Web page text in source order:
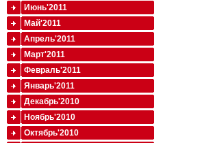
Июнь'2011
Май'2011
Апрель'2011
Март'2011
Февраль'2011
Январь'2011
Декабрь'2010
Ноябрь'2010
Октябрь'2010